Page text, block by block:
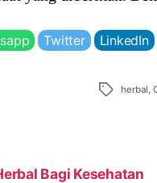
Twitter LinkedIn
Tags herbal
Bagi Kesehatan